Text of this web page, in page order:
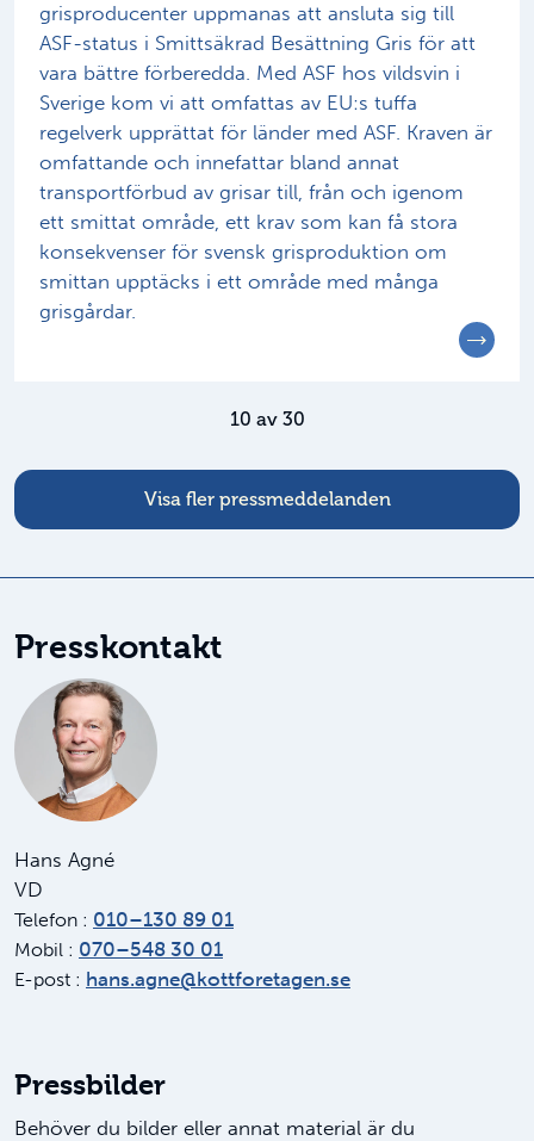
grisproducenter uppmanas att ansluta sig till
ASF-status i Smittsäkrad Besättning Gris för att
vara bättre förberedda. Med ASF hos vildsvin i
Sverige kom vi att omfattas av EU:s tuffa
regelverk upprättat för länder med ASF. Kraven är
omfattande och innefattar bland annat
transportförbud av grisar till, från och igenom
ett smittat område, ett krav som kan få stora
konsekvenser för svensk grisproduktion om
smittan upptäcks i ett område med många
grisgårdar.
10 av 30
Visa fler pressmeddelanden
Presskontakt
Hans Agné
VD
Telefon : 010–130 89 01
Mobil : 070–548 30 01
E-post : hans.agne@kottforetagen.se
Pressbilder
Behöver du bilder eller annat material är du